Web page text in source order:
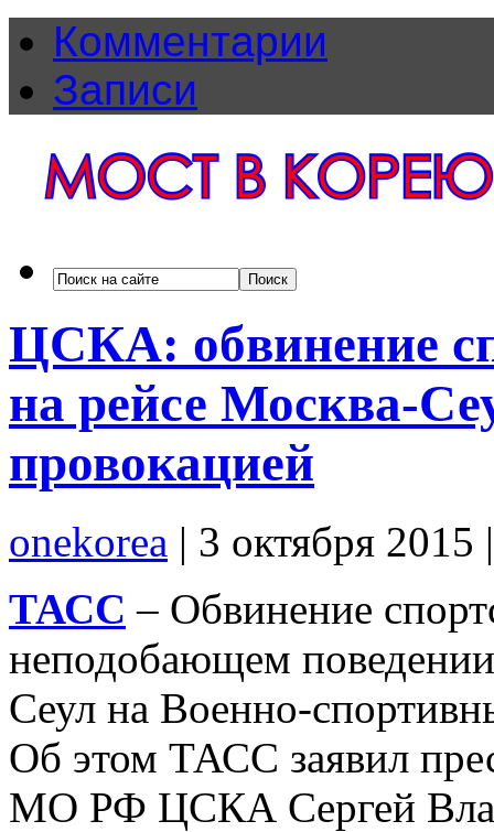
Комментарии
Записи
ЦСКА: обвинение
на рейсе Москва-
провокацией
onekorea | 3 октября 2015
ТАСС – Обвинение
неподобающем
Сеул на Военно-
Об этом ТАСС заявил
МО РФ ЦСКА Сергей